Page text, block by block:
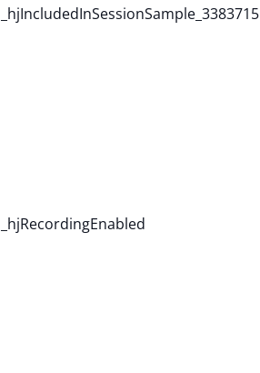
_hjIncludedInSessionSample_3383715
_hjRecordingEnabled